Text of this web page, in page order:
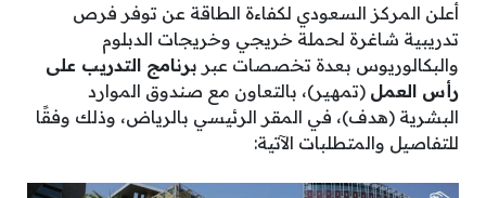
أعلن المركز السعودي لكفاءة الطاقة عن توفر فرص
تدريبية شاغرة لحملة خريجي وخريجات الدبلوم
والبكالوريوس بعدة تخصصات عبر برنامج التدريب على
رأس العمل (تمهير)، بالتعاون مع صندوق الموارد
البشرية (هدف)، في المقر الرئيسي بالرياض، وذلك وفقًا
للتفاصيل والمتطلبات الآتية: